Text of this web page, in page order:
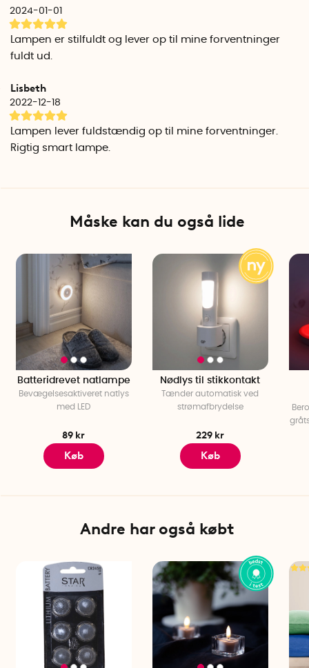
Lampetype: LED
2024-01-01
Lampen er stilfuldt og lever op til mine forventninger
fuldt ud.
Lisbeth
2022-12-18
Lampen lever fuldstændig op til mine forventninger.
Rigtig smart lampe.
Måske kan du også lide
Batteridrevet natlampe
Bevægelsesaktiveret natlys
med LED
89 kr
Køb
Nødlys til stikkontakt
Tænder automatisk ved
strømafbrydelse
229 kr
Køb
Andre har også købt